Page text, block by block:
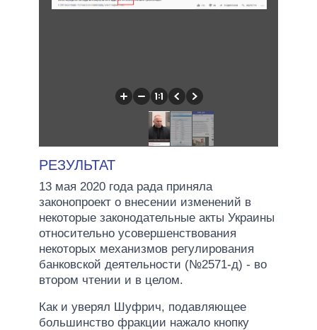
РЕЗУЛЬТАТ
13 мая 2020 года рада приняла
законопроект о внесении изменений в
некоторые законодательные акты Украины
относительно усовершенствования
некоторых механизмов регулирования
банковской деятельности (№2571-д) - во
втором чтении и в целом.
Как и уверял Шуфрич, подавляющее
большинство фракции нажало кнопку